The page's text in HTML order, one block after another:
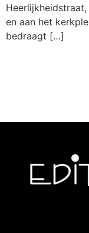
en aan het
bedraagt […]